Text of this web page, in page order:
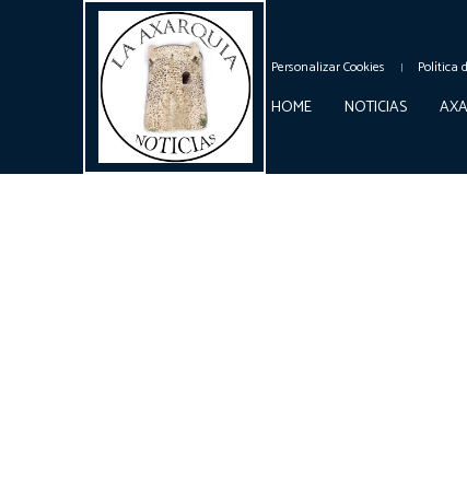
Personalizar Cookies Política
HOME NOTICIAS